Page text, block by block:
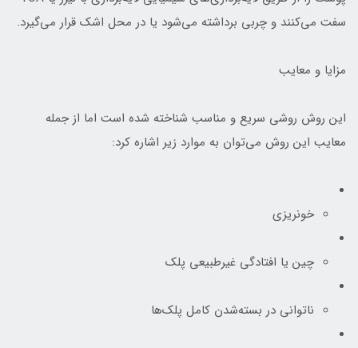
سفت می‌کنند و چربی برداشته می‌شود یا در محل اشک قرار می‌گیرد.
مزایا و معایب
این روش روشی سریع و مناسب شناخته شده است اما از جمله
معایب این روش می‌توان به موارد زیر اشاره کرد:
خونریزی
چین یا افتادگی غیرطبیعی پلک
ناتوانی در بسته‌شدن کامل پلک‌ها